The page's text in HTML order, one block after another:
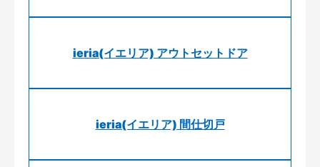
ieria(イエリア) アウトセットドア
ieria(イエリア) 間仕切戸